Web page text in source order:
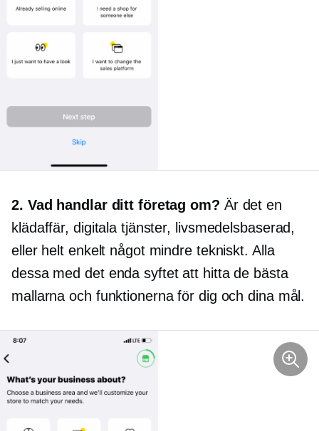
2. Vad handlar ditt företag om? Är det en
klädaffär, digitala tjänster, livsmedelsbaserad,
eller helt enkelt något mindre tekniskt. Alla
dessa med det enda syftet att hitta de bästa
mallarna och funktionerna för dig och dina mål.